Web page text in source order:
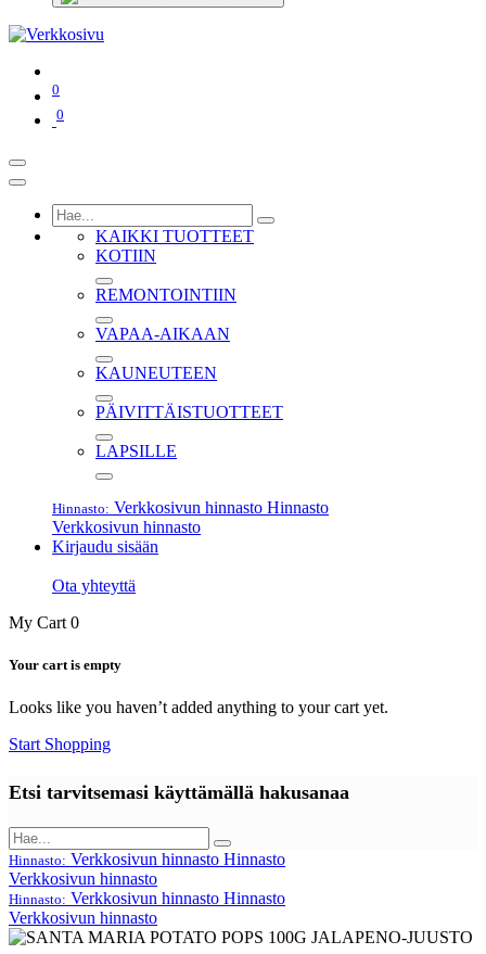
0
0
KAIKKI TUOTTEET
KOTIIN
REMONTOINTIIN
VAPAA-AIKAAN
KAUNEUTEEN
PÄIVITTÄISTUOTTEET
LAPSILLE
Hinnasto: Verkkosivun hinnasto Hinnasto
Verkkosivun hinnasto
Kirjaudu sisään
Ota yhteyttä
My Cart 0
Your cart is empty
Looks like you haven’t added anything to your cart yet.
Start Shopping
Etsi tarvitsemasi käyttämällä hakusanaa
Hinnasto: Verkkosivun hinnasto Hinnasto
Verkkosivun hinnasto
Hinnasto: Verkkosivun hinnasto Hinnasto
Verkkosivun hinnasto